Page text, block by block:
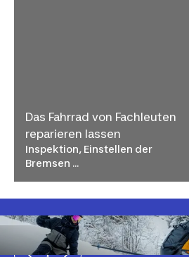
Das Fahrrad von Fachleuten
reparieren lassen
Inspektion, Einstellen der
Bremsen …